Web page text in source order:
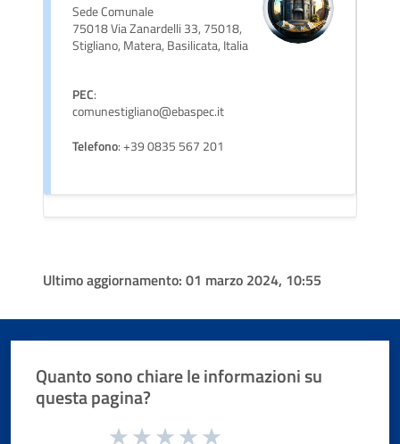
Sede Comunale
75018 Via Zanardelli 33, 75018,
Stigliano, Matera, Basilicata, Italia
PEC:
comunestigliano@ebaspec.it
Telefono: +39 0835 567 201
Ultimo aggiornamento: 01 marzo 2024, 10:55
Quanto sono chiare le informazioni su
questa pagina?
Valuta da 1 a 5 stelle la pagina